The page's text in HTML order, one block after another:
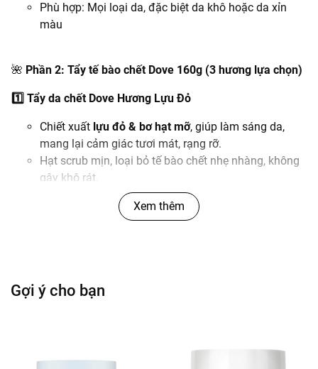
Phù hợp: Mọi loại da, đặc biệt da khô hoặc da xỉn
màu
🌺 Phần 2: Tẩy tế bào chết Dove 160g (3 hương lựa chọn)
1️⃣ Tẩy da chết Dove Hương Lựu Đỏ
Chiết xuất lựu đỏ & bơ hạt mỡ, giúp làm sáng da,
mang lại cảm giác tươi mát, rạng rỡ.
Hạt scrub mịn, loại bỏ tế bào chết nhẹ nhàng, không
gây khô rát.
2️⃣ Tẩy da chết Dove Hương Hoa Anh Đào
nữ tính nhẹ nhàng.
Phù hợp với người yêu thích hương hoa nhẹ và cảm
3️⃣ Tẩy da chết Dove Hương Đường Nâu
Xem thêm
Gợi ý cho bạn